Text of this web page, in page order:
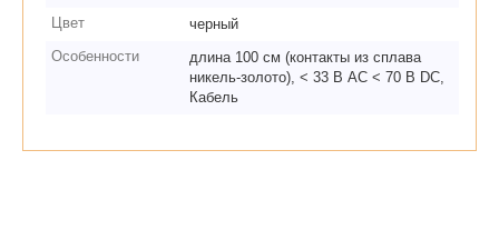
Цвет
черный
Особенности
длина 100 см (контакты из сплава
никель-золото), < 33 В AC < 70 В DC,
Кабель